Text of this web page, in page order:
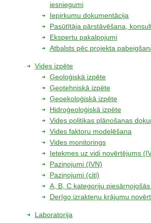
iesniegumi
Iepirkumu dokumentācija
Pasūtītāja pārstāvēšana,
Ekspertu pakalpojumi
Atbalsts pēc projekta
Vides izpēte
Ģeoloģiskā izpēte
Ģeotehniskā izpēte
Ģeoekoloģiskā izpēte
Hidroģeoloģiskā izpēte
Vides politikas plānošanas
Vides faktoru modelēšana
Vides monitorings
Ietekmes uz vidi novērtējums
Paziņojumi (IVN)
Paziņojumi (citi)
A, B, C kategoriju
Derīgo izrakteņu krājumu
Laboratorija